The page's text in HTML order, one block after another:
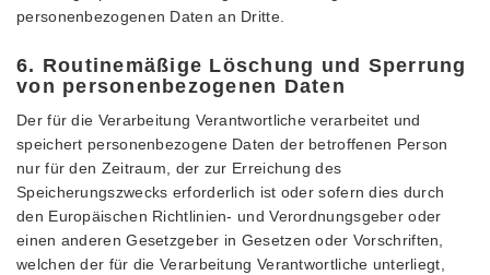
personenbezogenen Daten an Dritte.
6. Routinemäßige Löschung und Sperrung
von personenbezogenen Daten
Der für die Verarbeitung Verantwortliche verarbeitet und
speichert personenbezogene Daten der betroffenen Person
nur für den Zeitraum, der zur Erreichung des
Speicherungszwecks erforderlich ist oder sofern dies durch
den Europäischen Richtlinien- und Verordnungsgeber oder
einen anderen Gesetzgeber in Gesetzen oder Vorschriften,
welchen der für die Verarbeitung Verantwortliche unterliegt,